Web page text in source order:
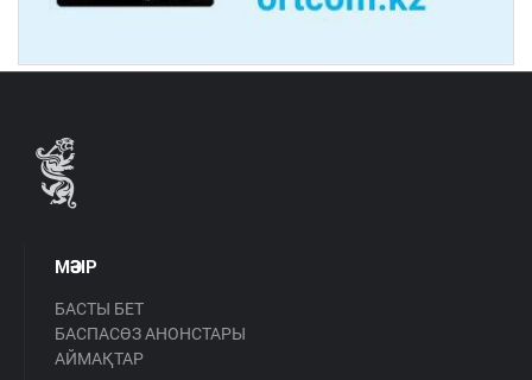
МӘЗІР
БАСТЫ БЕТ
БАСПАСӨЗ АНОНСТАРЫ
АЙМАҚТАР